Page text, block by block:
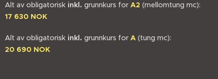
Alt av obligatorisk inkl. grunnkurs for A2 (mellomtung mc):
17 630 NOK
Alt av obligatorisk inkl. grunnkurs for A (tung mc):
20 690 NOK